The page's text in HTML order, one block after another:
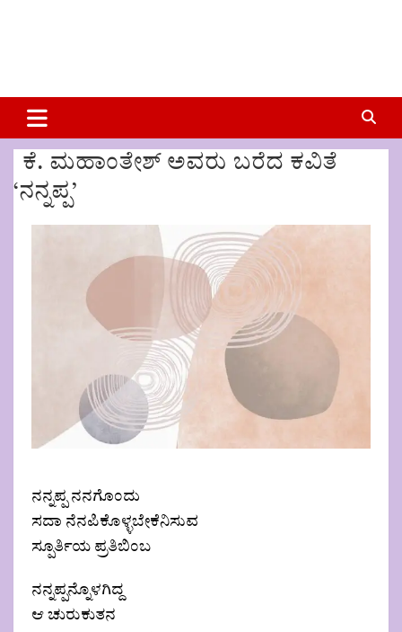
ಕೆ. ಮಹಾಂತೇಶ್ ಅವರು ಬರೆದ ಕವಿತೆ
‘ನನ್ನಪ್ಪ’
ನನ್ನಪ್ಪ ನನಗೊಂದು
ಸದಾ ನೆನಪಿಕೊಳ್ಳಬೇಕೆನಿಸುವ
ಸ್ಪೂರ್ತಿಯ ಪ್ರತಿಬಿಂಬ
ನನ್ನಪ್ಪನ್ನೊಳಗಿದ್ದ
ಆ ಚುರುಕುತನ